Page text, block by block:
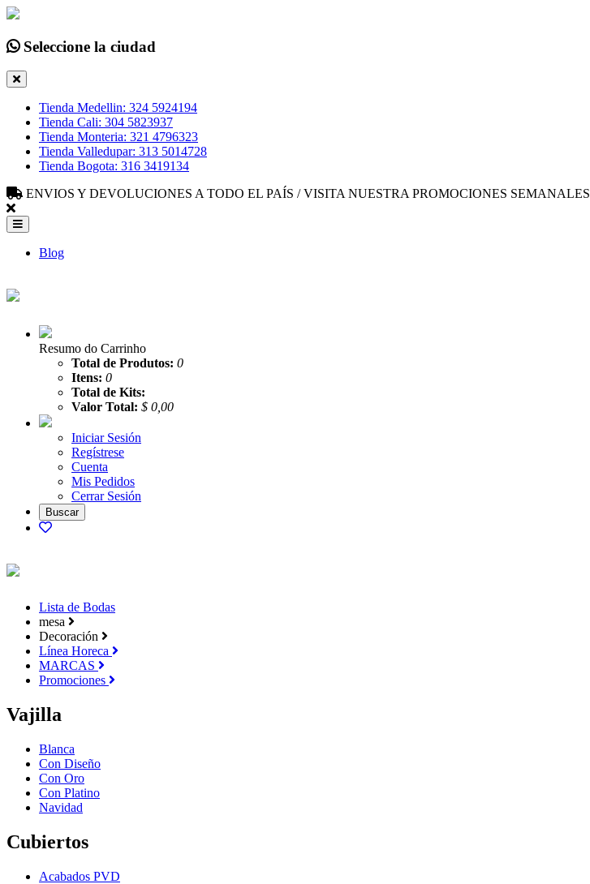
Seleccione la ciudad
Tienda Medellin: 324 5924194
Tienda Cali: 304 5823937
Tienda Monteria: 321 4796323
Tienda Valledupar: 313 5014728
Tienda Bogota: 316 3419134
ENVIOS Y DEVOLUCIONES A TODO EL PAÍS / VISITA NUESTRA PROMOCIONES SEMANALES
Blog
Resumo do Carrinho
Total de Produtos: 0
Itens: 0
Total de Kits:
Valor Total: $ 0,00
Iniciar Sesión
Regístrese
Cuenta
Mis Pedidos
Cerrar Sesión
Lista de Bodas
mesa
Decoración
Línea Horeca
MARCAS
Promociones
Vajilla
Blanca
Con Diseño
Con Oro
Con Platino
Navidad
Cubiertos
Acabados PVD